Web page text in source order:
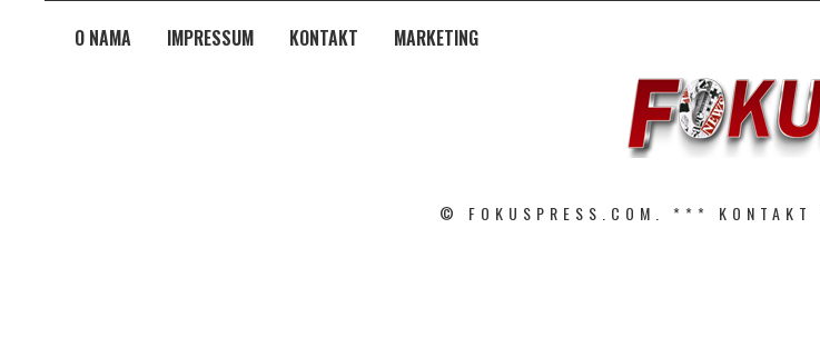
O NAMA IMPRESSUM KONTAKT MARKETING
© FOKUSPRESS.COM. *** KONTAKT